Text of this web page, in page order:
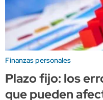
Finanzas personales
Plazo fijo: los
que pueden